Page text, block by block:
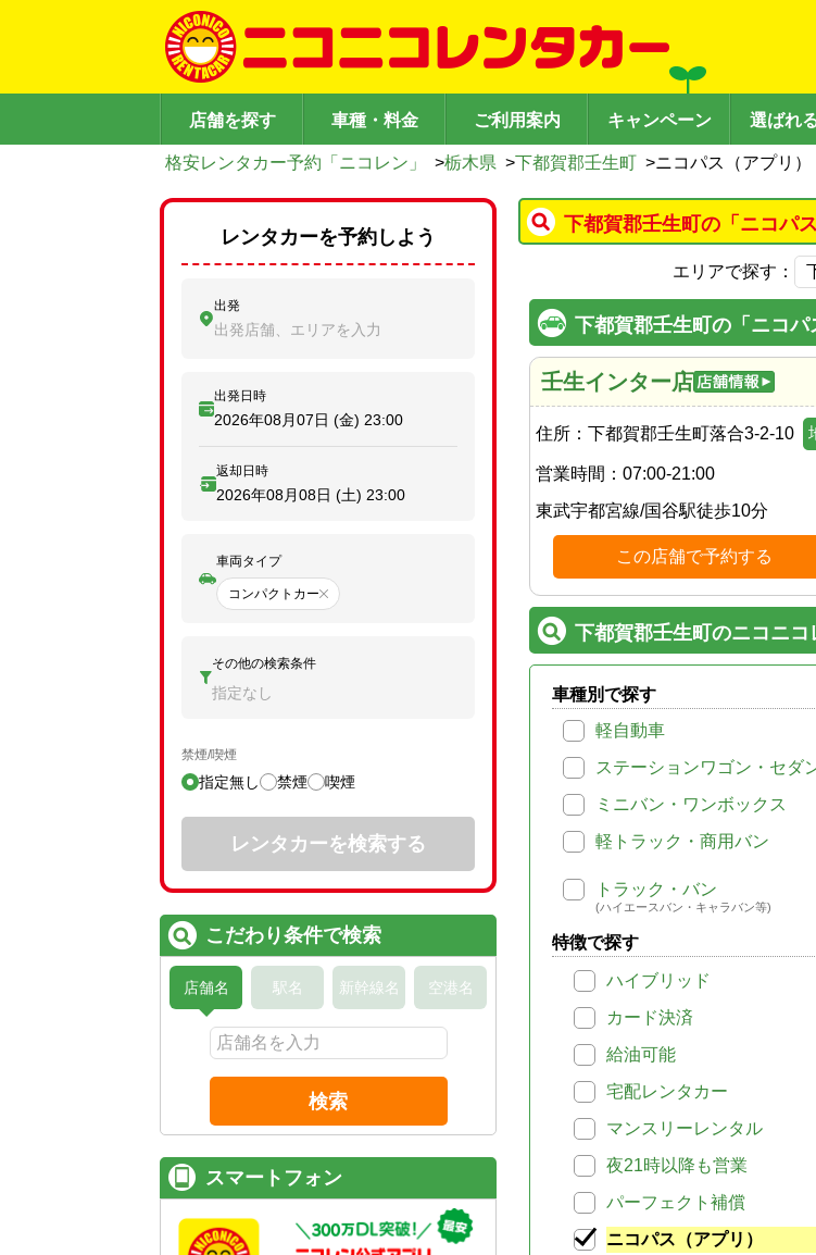
店舗を探す 車種・料金 ご利用案内 キャンペーン 選ばれ
格安レンタカー予約「ニコレン」 >栃木県 >下都賀郡壬生町 >ニコパス（アプリ）
下都賀郡壬生町の「ニコパ
エリアで探す：
下都賀郡壬生町の「ニコ
壬生インター店
住所： 下都賀郡壬生町落合3-2-10
営業時間： 07:00-21:00
東武宇都宮線/国谷駅徒歩10分
この店舗で予約する
下都賀郡壬生町のニコニ
車種別で探す
軽自動車
ステーションワゴン・セダ
ミニバン・ワンボックス
軽トラック・商用バン
トラック・バン
(ハイエースバン・キャラバン等)
特徴で探す
ハイブリッド
カード決済
給油可能
宅配レンタカー
マンスリーレンタル
夜21時以降も営業
パーフェクト補償
ニコパス（アプリ）
レンタカーを予約しよう
出発
出発店舗、エリアを入力
出発日時
2026年08月07日 (金) 23:00
返却日時
2026年08月08日 (土) 23:00
車両タイプ
コンパクトカー
その他の検索条件
指定なし
禁煙/喫煙
指定無し 禁煙 喫煙
レンタカーを検索する
こだわり条件で検索
店舗名 駅名 新幹線名 空港名
検索
スマートフォン